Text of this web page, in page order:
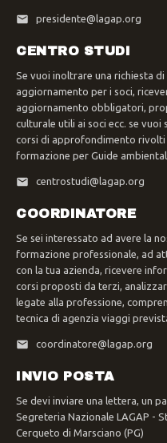
presidente@lagap.org
CENTRO STUDI
Se vuoi inoltrare una richiesta
aggiornamento per i soci,
aggiornamento obbligatori,
culturale utili ai soci ecc. se
corsi di approfondimento rivolti
formazione per Guide
centrostudi@lagap.org
COORDINATORE
Se sei interessato ad avere la
formazione professionale, ad
con la tua azienda, ricevere
corsi proposti da terzi,
legate alla professione,
tecnica di agenzia viaggi
coordinatore@lagap.org
INVIO POSTA
Se devi inviare una lettera, un
Segreteria Nazionale LAGAP -
Cerqueto di Marsciano (PG)